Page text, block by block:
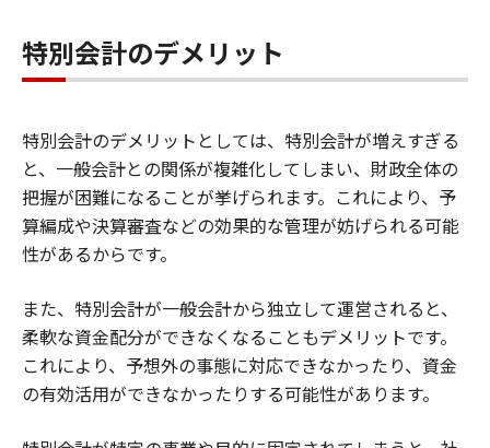
特別会計のデメリット
特別会計のデメリットとしては、特別会計が増えすぎる
と、一般会計との関係が複雑化してしまい、財政全体の
把握が困難になることが挙げられます。これにより、予
算編成や決算審査などの効果的な管理が妨げられる可能
性があるからです。
また、特別会計が一般会計から独立して運営されると、
柔軟な資金配分ができなくなることもデメリットです。
これにより、予想外の事態に対応できなかったり、資金
の有効活用ができなかったりする可能性があります。